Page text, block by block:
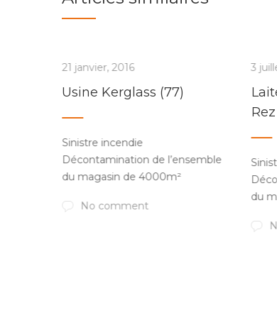
21 janvier, 2016
Usine Kerglass (77)
Sinistre incendie
Décontamination de l’ensemble
du magasin de 4000m²
No comment
3
du